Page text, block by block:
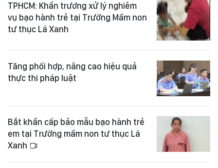
TPHCM: Khẩn trương xử lý nghiêm
vụ bạo hành trẻ tại Trường Mầm non
tư thục Lá Xanh
Tăng phối hợp, nâng cao hiệu quả
thực thi pháp luật
Bắt khẩn cấp bảo mẫu bạo hành trẻ
em tại Trường mầm non tư thục Lá
Xanh